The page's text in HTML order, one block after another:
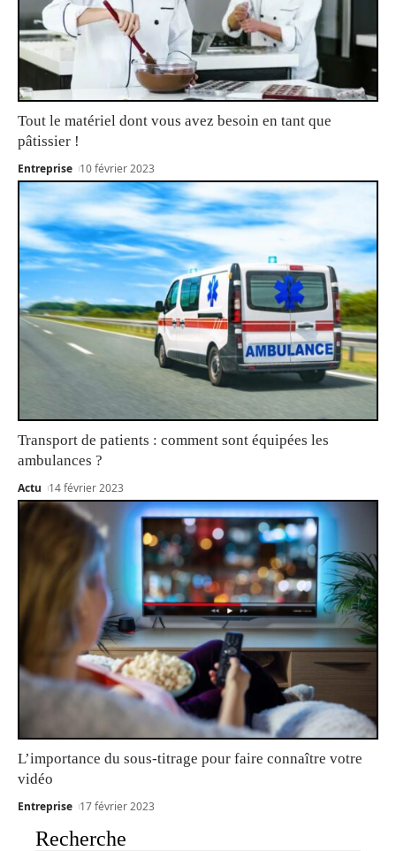
Tout le matériel dont vous avez besoin en tant que
pâtissier !
Entreprise 10 février 2023
Transport de patients : comment sont équipées les
ambulances ?
Actu 14 février 2023
L’importance du sous-titrage pour faire connaître votre
vidéo
Entreprise 17 février 2023
Recherche